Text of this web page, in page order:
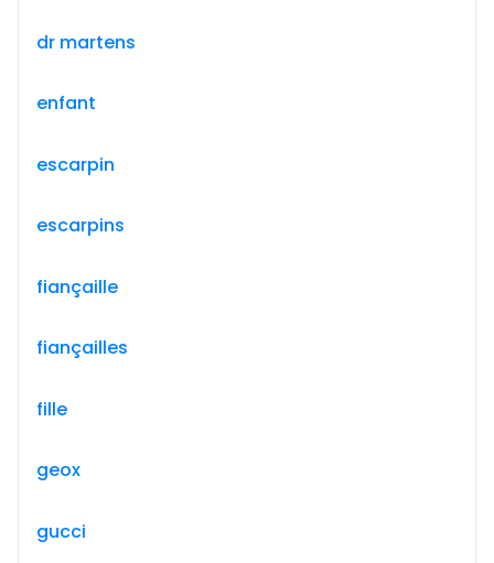
dr martens
enfant
escarpin
escarpins
fiançaille
fiançailles
fille
geox
gucci